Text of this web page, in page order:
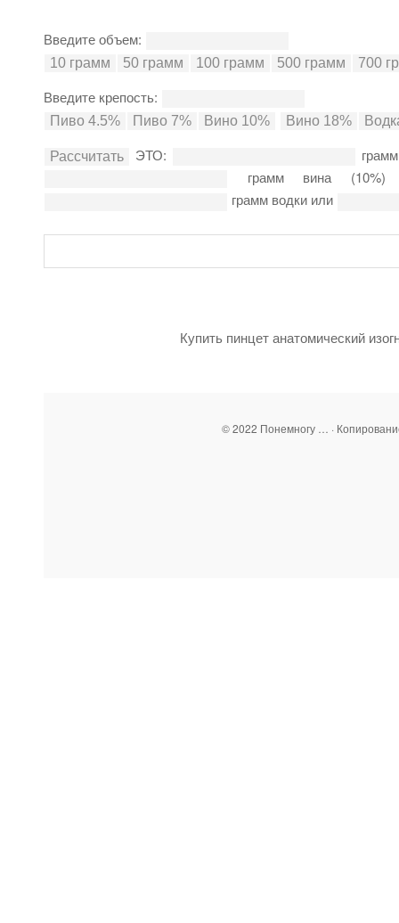
Введите объем:
Введите крепость:
ЭТО:
грамм вина
грамм водки или
Купить пинцет анатомический
© 2022 Понемногу … ·